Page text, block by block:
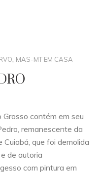
, MAS-MT EM CASA
contém em seu
remanescente da
que foi demolida
de autoria
com pintura em